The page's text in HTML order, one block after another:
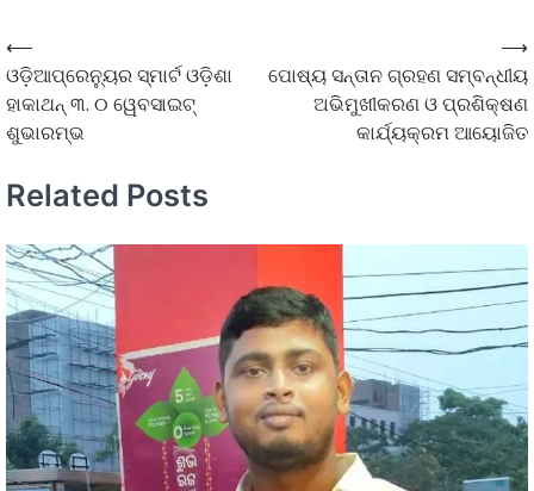
⟵
ଓଡ଼ିଆପ୍ରେନ୍ୟୁର ସ୍ମାର୍ଟ ଓଡ଼ିଶା
ହାକାଥନ୍ ୩. ୦ ୱେବସାଇଟ୍
ଶୁଭାରମ୍ଭ
ପୋଷ୍ୟ ସନ୍ତାନ ଗ୍ରହଣ ସମ୍ବନ୍ଧୀୟ
ଅଭିମୁଖୀକରଣ ଓ ପ୍ରଶିକ୍ଷଣ
କାର୍ଯ୍ୟକ୍ରମ ଆୟୋଜିତ
⟶
Related Posts